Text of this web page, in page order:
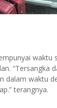
waktu
“Tersangka
dalam waktu
terangnya.